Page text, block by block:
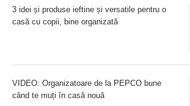
3 idei și produse ieftine și versatile pentru o
casă cu copii, bine organizată
VIDEO: Organizatoare de la PEPCO bune
când te muți în casă nouă